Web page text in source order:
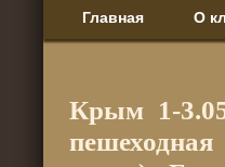
Главная О
Крым 1-